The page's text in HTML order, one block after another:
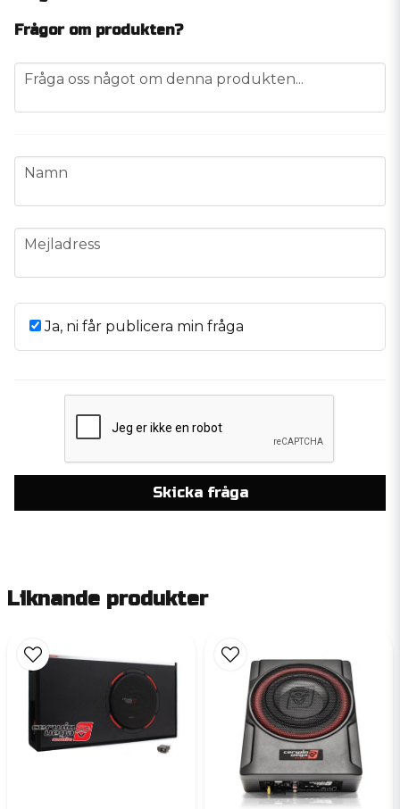
Frågor om produkten?
question
Fråga oss något om denna produkten...
name
Namn
email
Mejladress
Ja, ni får publicera min fråga
Skicka fråga
Liknande produkter